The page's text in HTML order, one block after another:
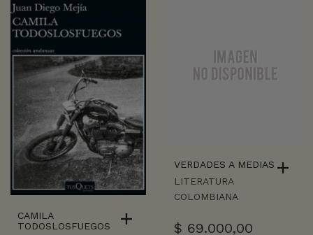
CAMILA
TODOSLOSFUEGOS
VERDADES A MEDIAS
LITERATURA
COLOMBIANA
$ 69.000,00